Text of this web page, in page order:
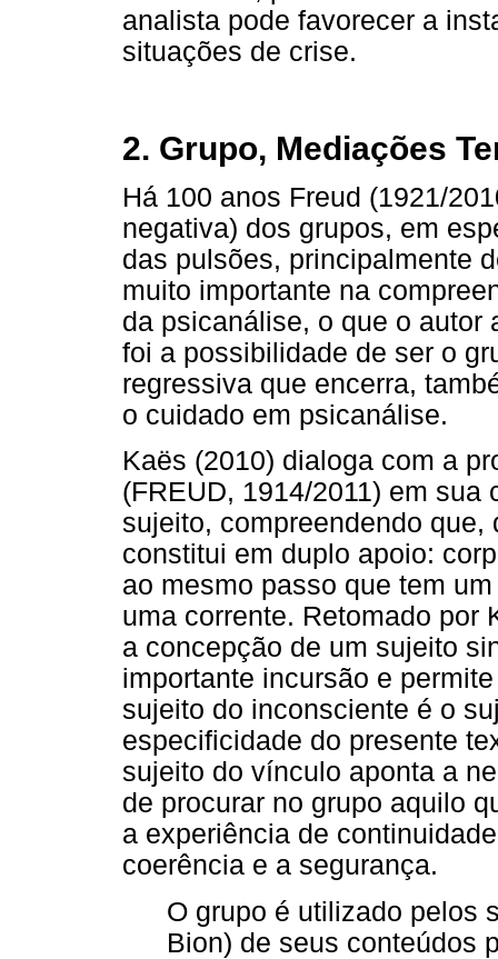
analista pode favorecer a
situações de crise.
2. Grupo, Mediações
Há 100 anos Freud (1921/
negativa) dos grupos, em
das pulsões, principalmente
muito importante na
da psicanálise, o que o autor
foi a possibilidade de ser o
regressiva que encerra,
o cuidado em psicanálise.
Kaës (2010) dialoga com a
(FREUD, 1914/2011) em
sujeito, compreendendo
constitui em duplo apoio:
ao mesmo passo que tem
uma corrente. Retomado por
a concepção de um sujeito
importante incursão e
sujeito do inconsciente é o
especificidade do presente
sujeito do vínculo aponta a
de procurar no grupo aquilo
a experiência de
coerência e a segurança.
O grupo é utilizado pelos
Bion) de seus conteúdos